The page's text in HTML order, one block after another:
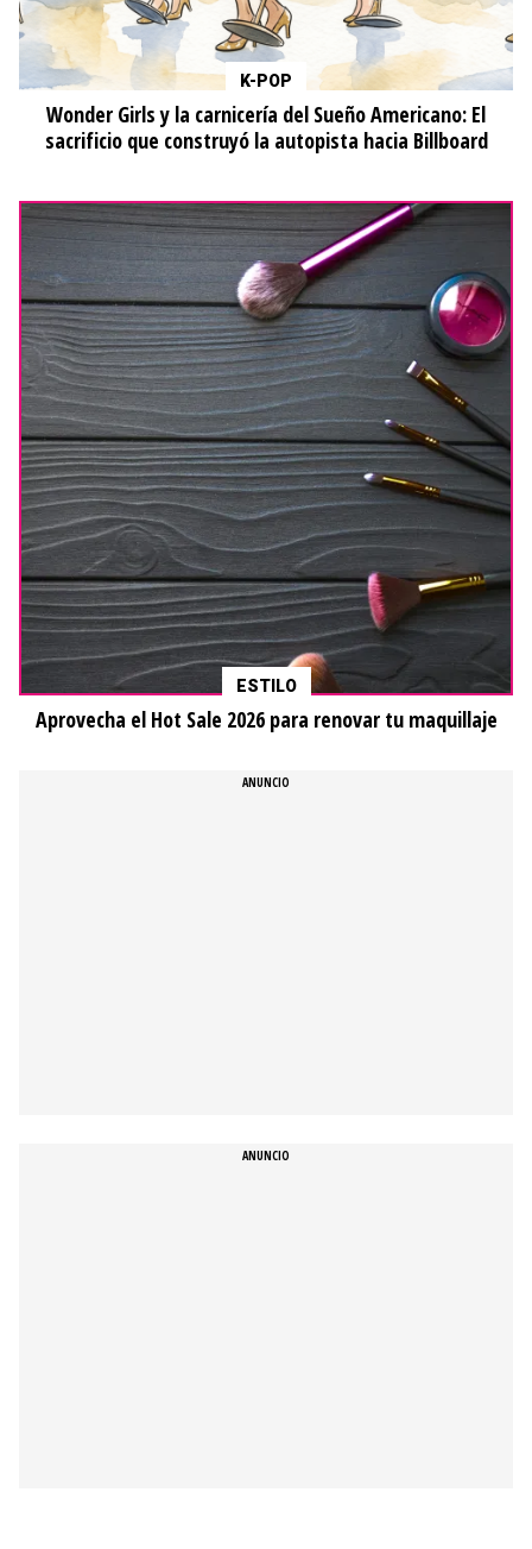
K-POP
Wonder Girls y la carnicería del Sueño Americano: El
sacrificio que construyó la autopista hacia Billboard
ESTILO
Aprovecha el Hot Sale 2026 para renovar tu maquillaje